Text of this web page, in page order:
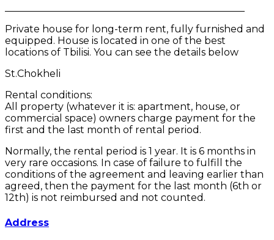
Private house for long-term rent, fully furnished and
equipped. House is located in one of the best
locations of Tbilisi. You can see the details below
St.Chokheli
Rental conditions:
All property (whatever it is: apartment, house, or
commercial space) owners charge payment for the
first and the last month of rental period.
Normally, the rental period is 1 year. It is 6 months in
very rare occasions. In case of failure to fulfill the
conditions of the agreement and leaving earlier than
agreed, then the payment for the last month (6th or
12th) is not reimbursed and not counted.
Address